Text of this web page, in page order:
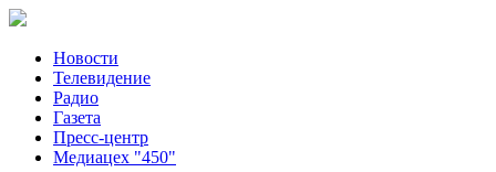
Новости
Телевидение
Радио
Газета
Пресс-центр
Медиацех "450"